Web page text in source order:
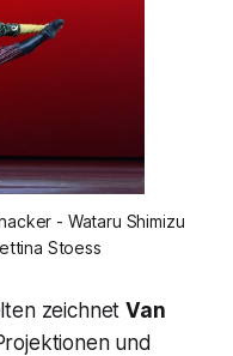
- Wataru Shimizu
Stoess
zeichnetVan
und